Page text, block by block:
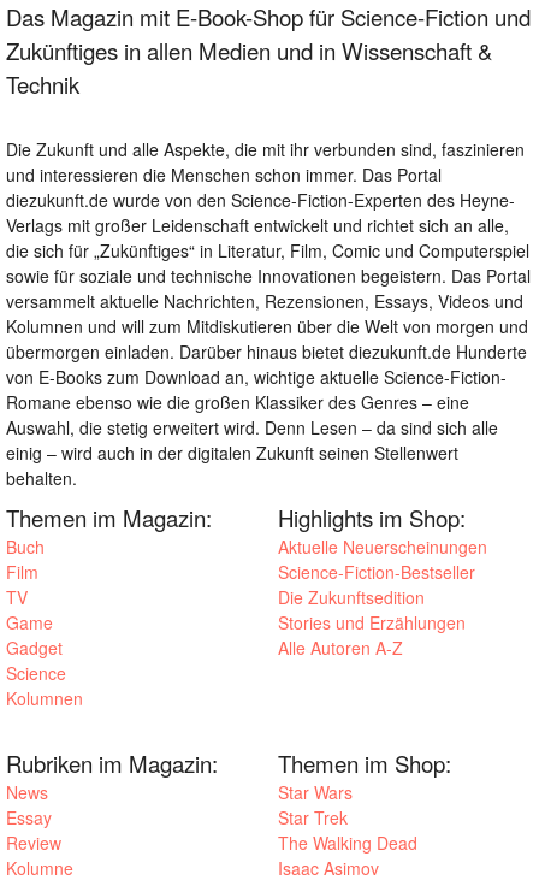
Das Magazin mit E-Book-Shop für Science-Fiction und
Zukünftiges in allen Medien und in Wissenschaft &
Technik
Die Zukunft und alle Aspekte, die mit ihr verbunden sind, faszinieren
und interessieren die Menschen schon immer. Das Portal
diezukunft.de wurde von den Science-Fiction-Experten des Heyne-
Verlags mit großer Leidenschaft entwickelt und richtet sich an alle,
die sich für „Zukünftiges“ in Literatur, Film, Comic und Computerspiel
sowie für soziale und technische Innovationen begeistern. Das Portal
versammelt aktuelle Nachrichten, Rezensionen, Essays, Videos und
Kolumnen und will zum Mitdiskutieren über die Welt von morgen und
übermorgen einladen. Darüber hinaus bietet diezukunft.de Hunderte
von E-Books zum Download an, wichtige aktuelle Science-Fiction-
Romane ebenso wie die großen Klassiker des Genres – eine
Auswahl, die stetig erweitert wird. Denn Lesen – da sind sich alle
einig – wird auch in der digitalen Zukunft seinen Stellenwert
behalten.
Themen im Magazin:
Buch
Film
TV
Game
Gadget
Science
Kolumnen
Highlights im Shop:
Aktuelle Neuerscheinungen
Science-Fiction-Bestseller
Die Zukunftsedition
Stories und Erzählungen
Alle Autoren A-Z
Rubriken im Magazin:
News
Essay
Review
Kolumne
Themen im Shop:
Star Wars
Star Trek
The Walking Dead
Isaac Asimov